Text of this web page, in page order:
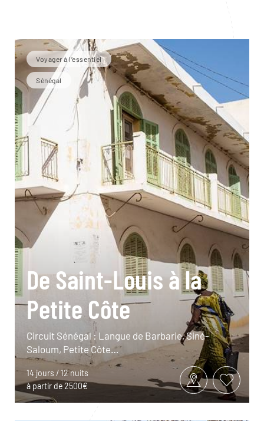
Voyager à l’essentiel
Sénégal
De Saint-Louis à la
Petite Côte
Circuit Sénégal : Langue de Barbarie, Siné-
Saloum, Petite Côte…
14 jours / 12 nuits
à partir de 2500€